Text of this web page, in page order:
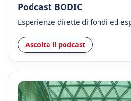
Podcast BODIC
Esperienze dirette di fondi ed
Ascolta il podcast